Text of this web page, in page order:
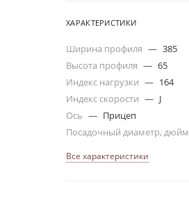
ХАРАКТЕРИСТИКИ
Ширина профиля — 385
Высота профиля — 65
Индекс нагрузки — 164
Индекс скорости — J
Ось — Прицеп
Посадочный диаметр, дюйм
Все характеристики